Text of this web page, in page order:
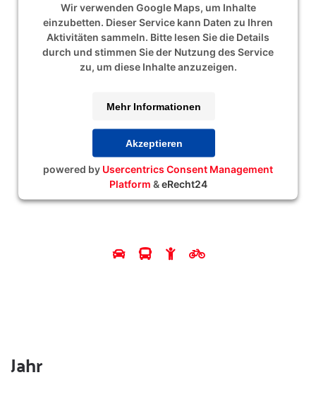
Wir verwenden Google Maps, um Inhalte
einzubetten. Dieser Service kann Daten zu Ihren
Aktivitäten sammeln. Bitte lesen Sie die Details
durch und stimmen Sie der Nutzung des Service
zu, um diese Inhalte anzuzeigen.
Mehr Informationen
Akzeptieren
powered by Usercentrics Consent Management
Platform &eRecht24
Jahr